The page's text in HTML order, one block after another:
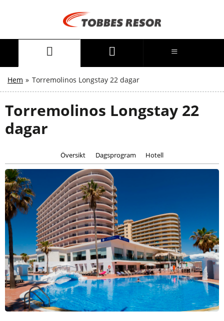
Hem » Torremolinos Longstay 22 dagar
Torremolinos Longstay 22
dagar
Översikt Dagsprogram Hotell